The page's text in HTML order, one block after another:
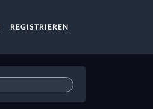
REGISTRIEREN